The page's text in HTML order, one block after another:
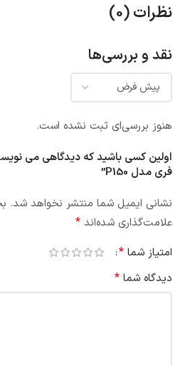
نظرات (0)
نقد و بررسی‌ها
هنوز بررسی‌ای ثبت نشده است.
اولین کسی باشید که دیدگاهی می
فری مدل P150”
نشانی ایمیل شما منتشر نخواهد شد.
علامت‌گذاری شده‌اند *
امتیاز شما *
دیدگاه شما *